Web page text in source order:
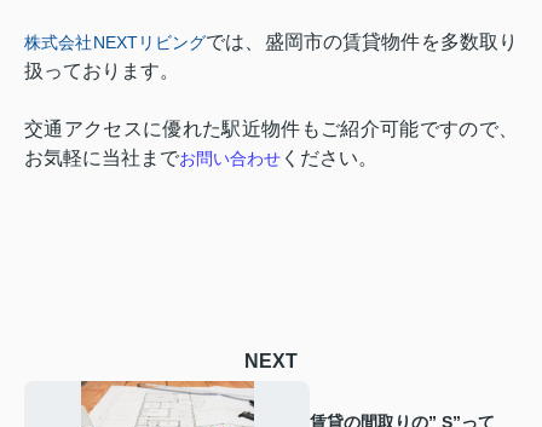
株式会社NEXTリビングでは、盛岡市の賃貸物件を多数取り
扱っております。
交通アクセスに優れた駅近物件もご紹介可能ですので、
お気軽に当社までお問い合わせ ください。
NEXT
賃貸の間取りの” S”って